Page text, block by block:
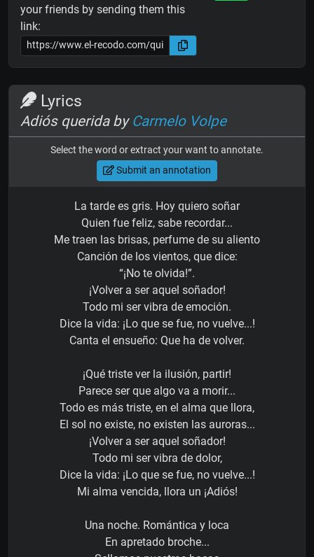
your friends by sending them this
link:
Lyrics
Adiós querida by Carmelo Volpe
Select the word or extract your want to annotate.
Submit an annotation
La tarde es gris. Hoy quiero soñar
Quien fue feliz, sabe recordar...
Me traen las brisas, perfume de su aliento
Canción de los vientos, que dice:
“¡No te olvida!”.
¡Volver a ser aquel soñador!
Todo mi ser vibra de emoción.
Dice la vida: ¡Lo que se fue, no vuelve...!
Canta el ensueño: Que ha de volver.
¡Qué triste ver la ilusión, partir!
Parece ser que algo va a morir...
Todo es más triste, en el alma que llora,
El sol no existe, no existen las auroras...
¡Volver a ser aquel soñador!
Todo mi ser vibra de dolor,
Dice la vida: ¡Lo que se fue, no vuelve...!
Mi alma vencida, llora un ¡Adiós!
Una noche. Romántica y loca
En apretado broche...